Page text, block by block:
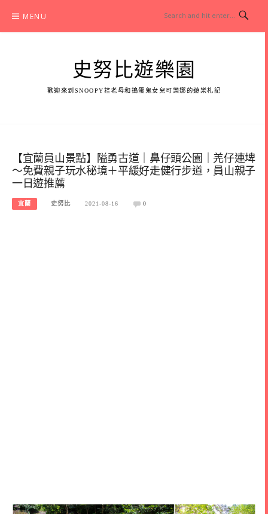
content
MENU
史努比遊樂園
歡迎來到SNOOPY控老母和搗蛋鬼女兒可樂娜的遊樂札記
【宜蘭員山景點】隘勇古道｜鼻仔頭公園｜羌仔連埤
～免費親子玩水秘境＋平緩好走健行步道，員山親子
一日遊推薦
宜蘭 史努比 2021-08-16 0